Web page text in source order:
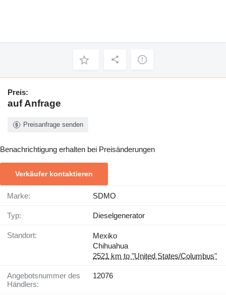
Preis:
auf Anfrage
Preisanfrage senden
Benachrichtigung erhalten bei Preisänderungen
Verkäufer kontaktieren
Marke: SDMO
Typ: Dieselgenerator
Standort:
Mexiko
Chihuahua
2521 km to "United States/Columbus"
Angebotsnummer des
Händlers:
12076